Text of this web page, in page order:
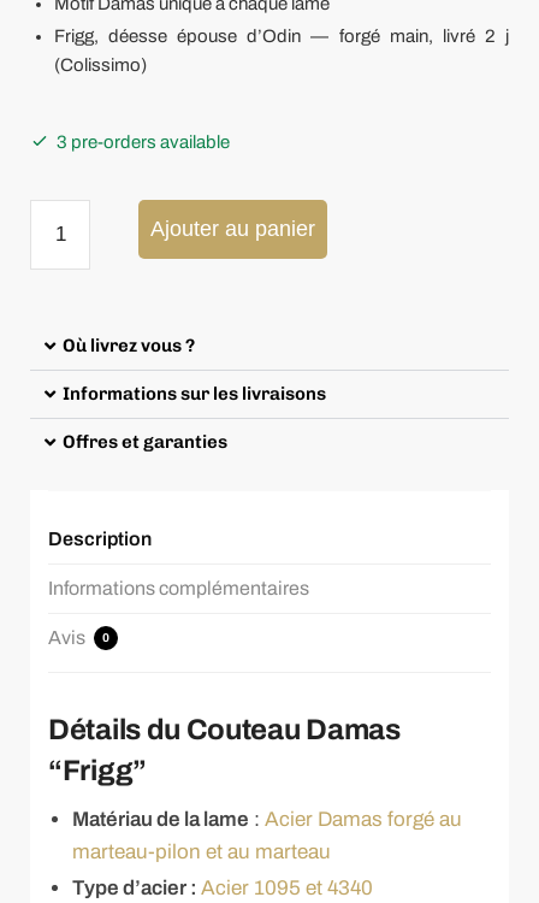
Frigg, déesse épouse d’Odin — forgé main, livré 2 j
(Colissimo)
3 pre-orders available
Ajouter au panier
Où livrez vous ?
Informations sur les livraisons
Offres et garanties
Description
Informations complémentaires
Avis 0
Détails du Couteau Damas
“Frigg”
Matériau de la lame : Acier Damas forgé au
marteau-pilon et au marteau
Type d’acier : Acier 1095 et 4340